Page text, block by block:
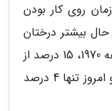
روی کار بودن
بیشتر درختان
ردوود، خیلی خوش شانس نبودند. در دهه 1970، 15 درصد از
درختان جنگل ردوود آمریکا قطع شدند و امروز تنها 4 درصد